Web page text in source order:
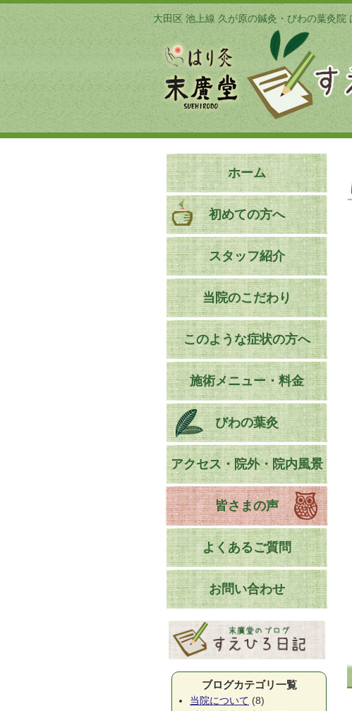
大田区 池上線 久が原の鍼灸・びわの葉灸院
ホーム
初めての方へ
スタッフ紹介
当院のこだわり
このような症状の方へ
施術メニュー・料金
びわの葉灸
アクセス・院外・院内風景
皆さまの声
よくあるご質問
お問い合わせ
ブログカテゴリ一覧
当院について (8)